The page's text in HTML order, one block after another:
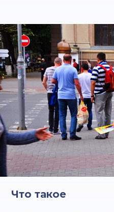
Что такое